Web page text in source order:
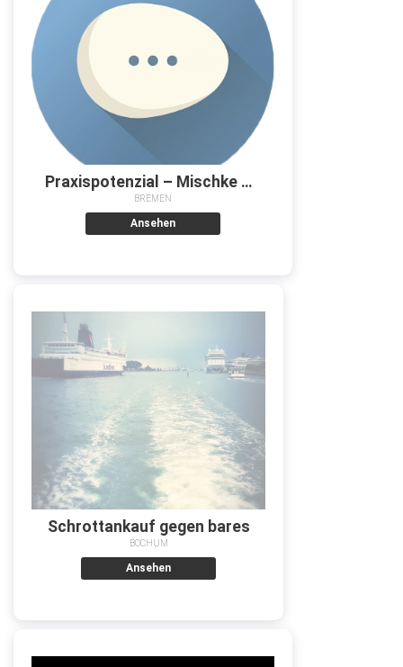
Praxispotenzial – Mischke & Metzner GbR
BREMEN
Ansehen
Schrottankauf gegen bares
BOCHUM
Ansehen